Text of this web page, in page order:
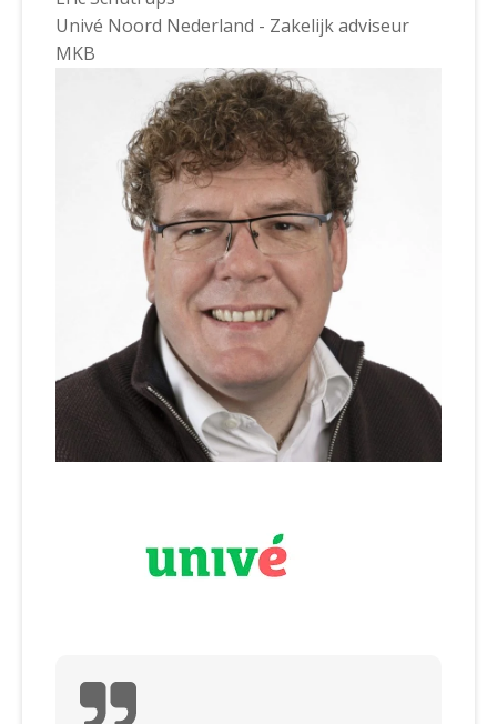
Univé Noord Nederland - Zakelijk adviseur
MKB